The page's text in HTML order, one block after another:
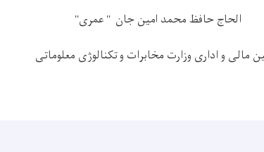
الحاج حافظ محمد امین جان " عمری"
مالی و اداری وزارت مخابرات و تکنالوژی معلوماتی